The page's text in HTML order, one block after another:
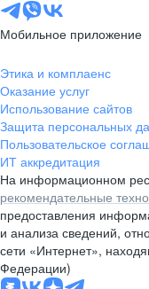
Мобильное приложение
Этика и комплаенс
Оказание услуг
Использование сайтов
Защита персональных
Пользовательское
ИТ аккредитация
На информационном
рекомендательные
предоставления
и анализа сведений,
сети «Интернет»,
Федерации)